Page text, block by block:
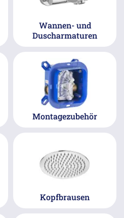
Wannen- und
Duscharmaturen
Montagezubehör
Kopfbrausen